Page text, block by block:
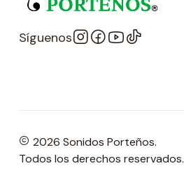
Síguenos
2026 Sonidos Porteños.
Todos los derechos reservados.